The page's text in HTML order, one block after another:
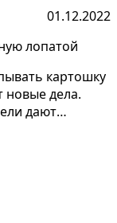
01.12.2022
лопатой
картошку
новые дела.
дают